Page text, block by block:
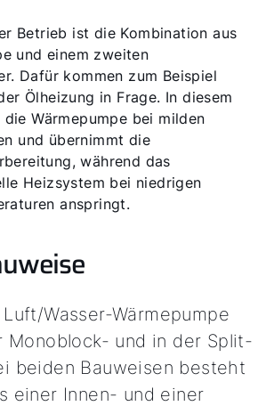
Betrieb ist die Kombination aus
und einem zweiten
Dafür kommen zum Beispiel
Ölheizung in Frage. In diesem
Wärmepumpe bei milden
und übernimmt die
während das
Heizsystem bei niedrigen
anspringt.
Wasser-Wärmepumpe
Monoblock- und in der Split-
beiden Bauweisen besteht
einer Innen- und einer